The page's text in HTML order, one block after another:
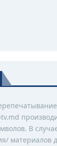
В
материалов